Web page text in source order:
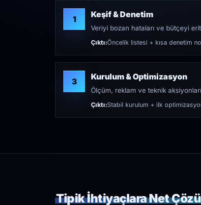
1 Keşif & Denetim
Veriyi bozan hataları ve bütçeyi
Çıktı:Öncelik listesi + kısa denetim
3 Kurulum & Optimizasyon
Ölçüm, reklam ve teknik
Çıktı:Stabil kurulum + ilk
Tipik İhtiyaçlara Net